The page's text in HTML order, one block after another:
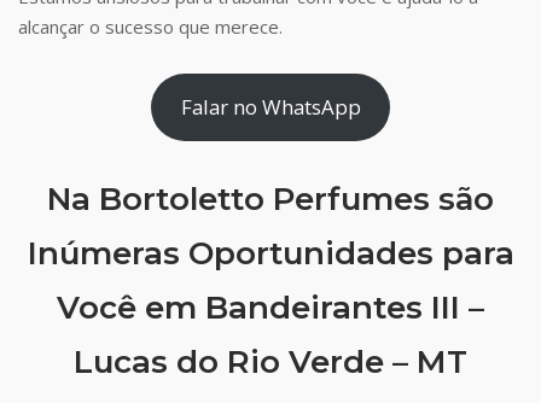
alcançar o sucesso que merece.
Falar no WhatsApp
Na Bortoletto Perfumes são
Inúmeras Oportunidades para
Você em Bandeirantes III –
Lucas do Rio Verde – MT